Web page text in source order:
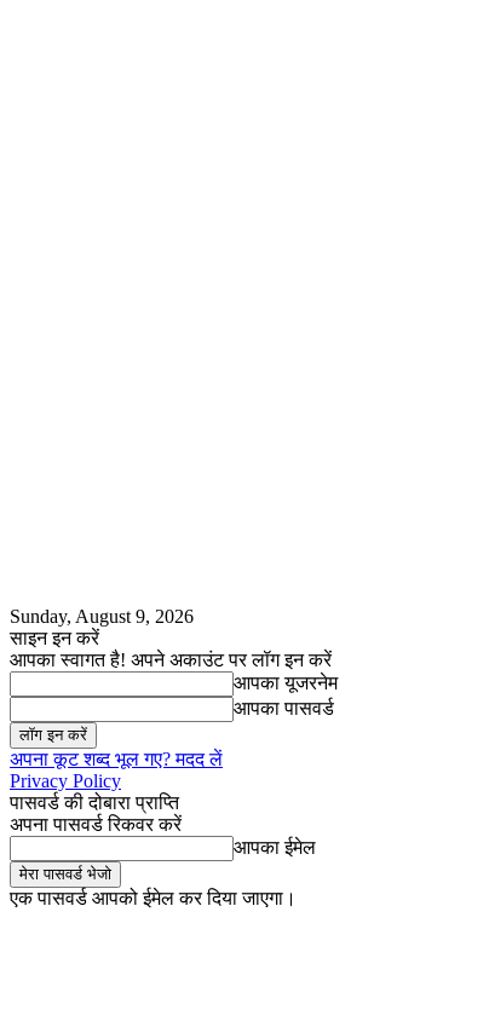
Sunday, August 9, 2026
साइन इन करें
आपका स्वागत है! अपने अकाउंट पर लॉग इन करें
आपका यूजरनेम
आपका पासवर्ड
अपना कूट शब्द भूल गए? मदद लें
Privacy Policy
पासवर्ड की दोबारा प्राप्ति
अपना पासवर्ड रिकवर करें
आपका ईमेल
एक पासवर्ड आपको ईमेल कर दिया जाएगा।